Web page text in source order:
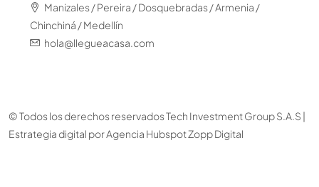
Manizales / Pereira / Dosquebradas / Armenia /
Chinchiná / Medellín
hola@llegueacasa.com
© Todos los derechos reservados Tech Investment Group S.A.S |
Estrategia digital porAgencia Hubspot Zopp Digital